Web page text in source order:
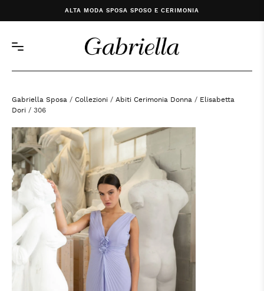
ALTA MODA SPOSA SPOSO E CERIMONIA
Gabriella Sposa / Collezioni / Abiti Cerimonia Donna / Elisabetta
Dori / 306